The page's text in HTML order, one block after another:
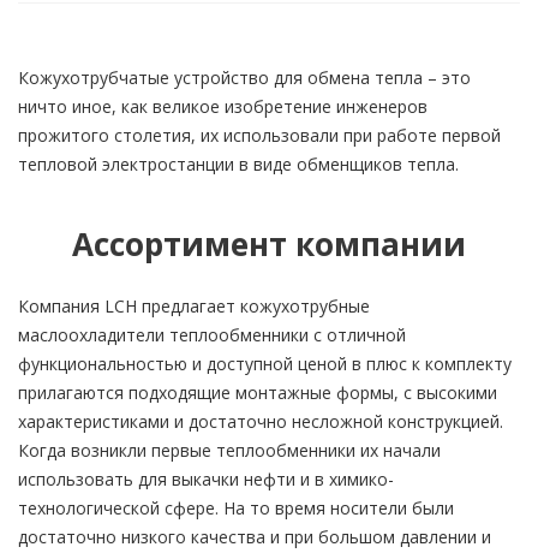
Кожухотрубчатые устройство для обмена тепла – это
ничто иное, как великое изобретение инженеров
прожитого столетия, их использовали при работе первой
тепловой электростанции в виде обменщиков тепла.
Ассортимент компании
Компания LCH предлагает кожухотрубные
маслоохладители теплообменники с отличной
функциональностью и доступной ценой в плюс к комплекту
прилагаются подходящие монтажные формы, с высокими
характеристиками и достаточно несложной конструкцией.
Когда возникли первые теплообменники их начали
использовать для выкачки нефти и в химико-
технологической сфере. На то время носители были
достаточно низкого качества и при большом давлении и